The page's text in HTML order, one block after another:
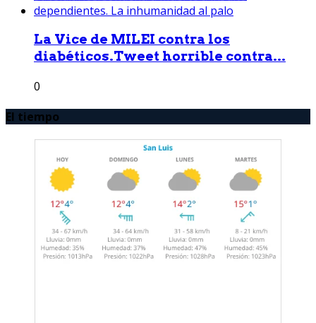
La Vice de MILEI contra los
diabéticos.Tweet horrible contra...
0
El tiempo